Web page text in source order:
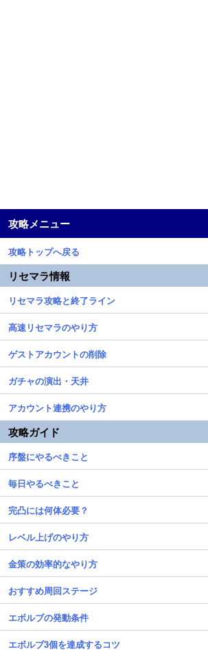
攻略メニュー
攻略トップへ戻る
リセマラ情報
リセマラ攻略と終了ライン
高速リセマラのやり方
ゲストアカウントの削除
ガチャの演出・天井
アカウント連携のやり方
攻略ガイド
序盤にやるべきこと
毎日やるべきこと
完凸には何体必要？
レベル上げのやり方
金策の効率的なやり方
おすすめ周回ステージ
エボルブの発動条件
エボルブ3個を達成するコツ